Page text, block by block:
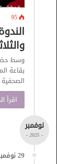
95
بقاعة
اقرأ
نوفمبر
- 2025 -
29 نوفمبر